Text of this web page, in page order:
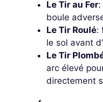
Le Tir au Fer
boule
Le Tir Roulé:
le sol avant
Le Tir
arc élevé
directement